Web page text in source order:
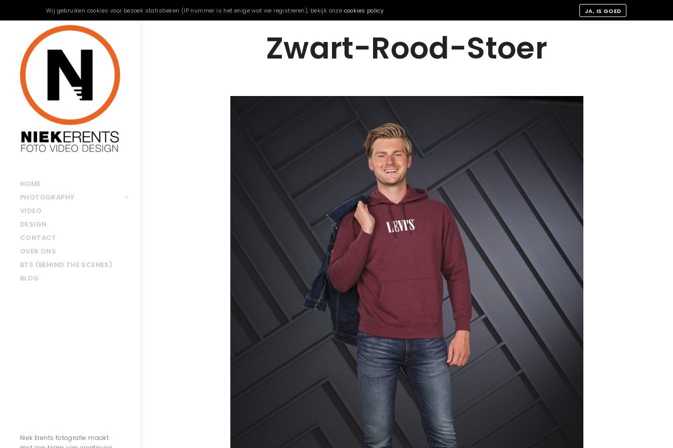
HOME
PHOTOGRAPHY
VIDEO
DESIGN
CONTACT
OVER ONS
BTS (BEHIND THE SCENES)
BLOG
Niek Erents fotografie maakt
Zwart-Rood-Stoer
Wij gebruiken cookies voor bezoek statistieken (IP nummer is het enige wat we registreren), bekijk onze cookies policy JA, IS GOED